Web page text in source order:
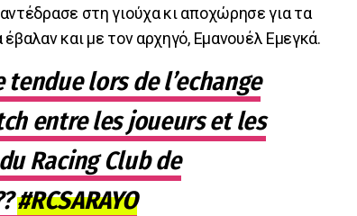
στη γιούχα κι αποχώρησε για τα
και με τον αρχηγό, Εμανουέλ Εμεγκά.
tendue lors de l’echange
entre les joueurs et les
Racing Club de
#RCSARAYO